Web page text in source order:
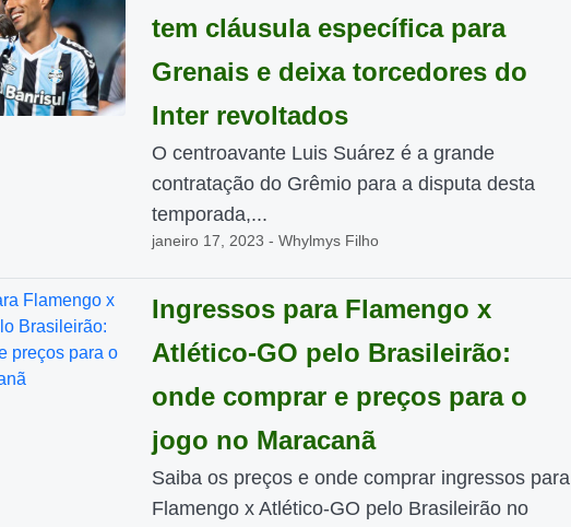
tem cláusula específica para
Grenais e deixa torcedores do
Inter revoltados
O centroavante Luis Suárez é a grande
contratação do Grêmio para a disputa desta
temporada,...
janeiro 17, 2023 - Whylmys Filho
Ingressos para Flamengo x
Atlético-GO pelo Brasileirão:
onde comprar e preços para o
jogo no Maracanã
Saiba os preços e onde comprar ingressos para
Flamengo x Atlético-GO pelo Brasileirão no